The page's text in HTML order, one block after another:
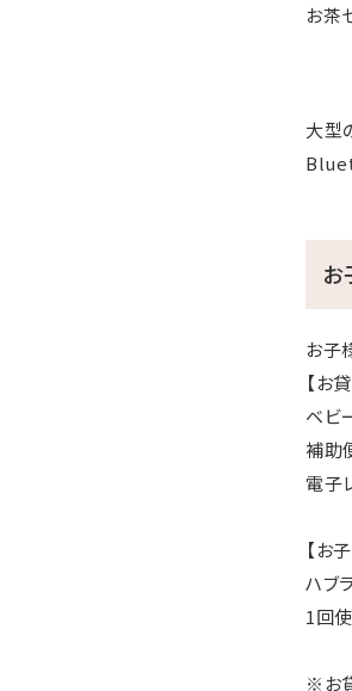
お茶
大型
お
お子
【お
ベビ
補助
電子
【お
ハブ
1回
※お